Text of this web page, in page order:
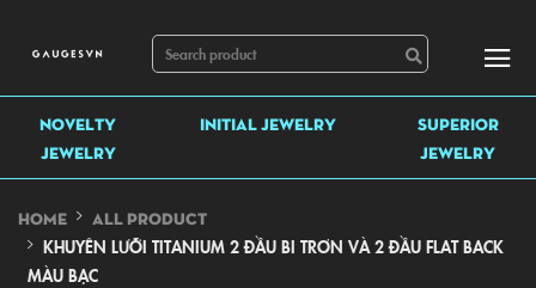
NOVELTY
JEWELRY
INITIAL JEWELRY
SUPERIOR
JEWELRY
HOME ALL PRODUCT
KHUYÊN LƯỠI TITANIUM 2 ĐẦU BI TRƠN VÀ 2 ĐẦU FLAT BACK
MÀU BẠC